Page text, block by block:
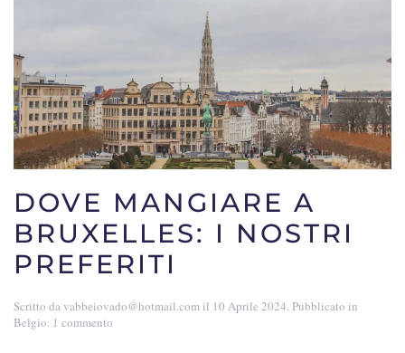
DOVE MANGIARE A
BRUXELLES: I NOSTRI
PREFERITI
Scritto davabbeiovado@hotmail.com il 10 Aprile 2024. Pubblicato in
Belgio. 1 commento